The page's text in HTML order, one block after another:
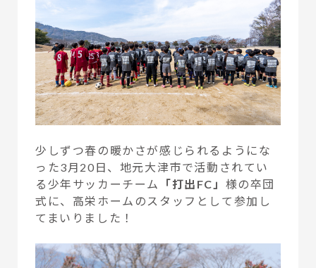
少しずつ春の暖かさが感じられるようにな
った3月20日、地元大津市で活動されてい
る少年サッカーチーム
「打出FC」 様の卒団
式に、高栄ホームのスタッフとして参加し
てまいりました！